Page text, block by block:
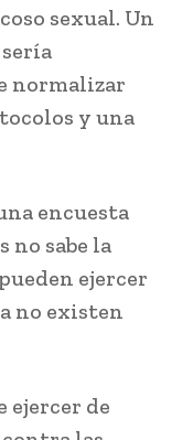
sexual. Un
normalizar
y una
encuesta
no sabe la
ejercer
no existen
ejercer de